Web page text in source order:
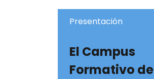
Presentación
El Campus
Formativo de